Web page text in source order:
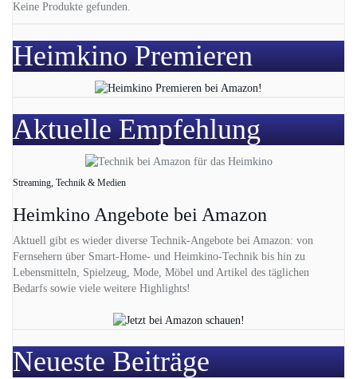
Keine Produkte gefunden.
Heimkino Premieren
Aktuelle Empfehlung
Streaming, Technik & Medien
Heimkino Angebote bei Amazon
Aktuell gibt es wieder diverse Technik-Angebote bei Amazon: von
Fernsehern über Smart-Home- und Heimkino-Technik bis hin zu
Lebensmitteln, Spielzeug, Mode, Möbel und Artikel des täglichen
Bedarfs sowie viele weitere Highlights!
Neueste Beiträge